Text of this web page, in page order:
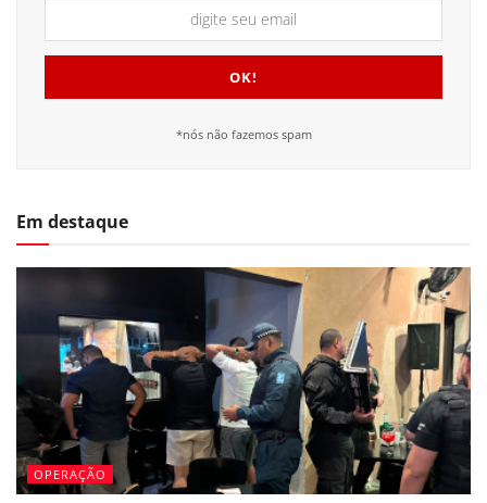
*nós não fazemos spam
Em destaque
OPERAÇÃO